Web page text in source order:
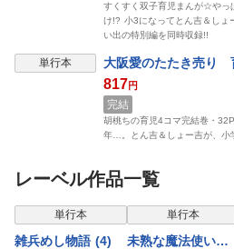
すくすく双子育児まんが☆やっ
け!? 小3になってとん吉＆しょ
い出の特別編を同時収録!!
単行本 大阪愛のたたき売り
817円
完結
胡桃ちの育児4コマ完結巻・
年…。とん吉＆しょー吉が、小
レーベル作品一覧
単行本
雑兵めし物語 (4)
単行本
未熟な魔法使いと